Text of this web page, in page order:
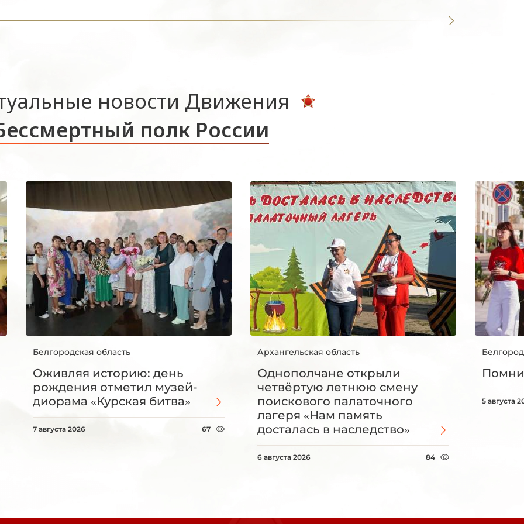
новости Движения
полк России
Белгородская область
Оживляя историю: день
рождения отметил музей-
диорама «Курская битва»
7 августа 2026 67
Архангельская область
Однополчане открыли
четвёртую летнюю смену
поискового палаточного
лагеря «Нам память
досталась в наследство»
6 августа 2026 84
5 августа